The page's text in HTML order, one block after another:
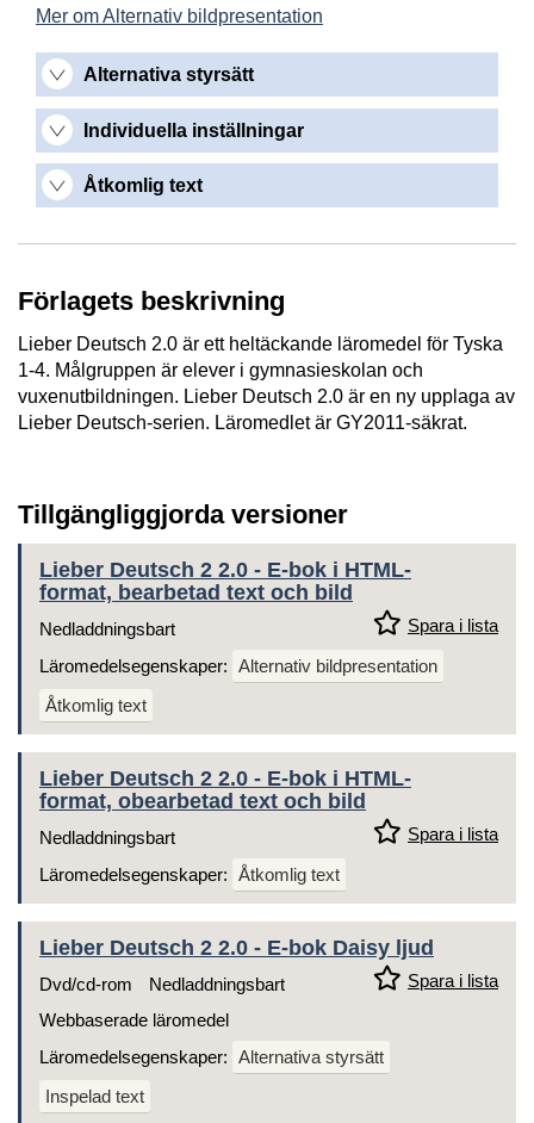
Mer om Alternativ bildpresentation
Alternativa styrsätt
Individuella inställningar
Åtkomlig text
Förlagets beskrivning
Lieber Deutsch 2.0 är ett heltäckande läromedel för Tyska
1-4. Målgruppen är elever i gymnasieskolan och
vuxenutbildningen. Lieber Deutsch 2.0 är en ny upplaga av
Lieber Deutsch-serien. Läromedlet är GY2011-säkrat.
Tillgängliggjorda versioner
Lieber Deutsch 2 2.0 - E-bok i HTML-
format, bearbetad text och bild
Spara i lista
Nedladdningsbart
Läromedelsegenskaper: Alternativ bildpresentation
Åtkomlig text
Lieber Deutsch 2 2.0 - E-bok i HTML-
format, obearbetad text och bild
Spara i lista
Nedladdningsbart
Läromedelsegenskaper: Åtkomlig text
Lieber Deutsch 2 2.0 - E-bok Daisy ljud
Spara i lista
Dvd/cd-rom
Nedladdningsbart
Webbaserade läromedel
Läromedelsegenskaper: Alternativa styrsätt
Inspelad text